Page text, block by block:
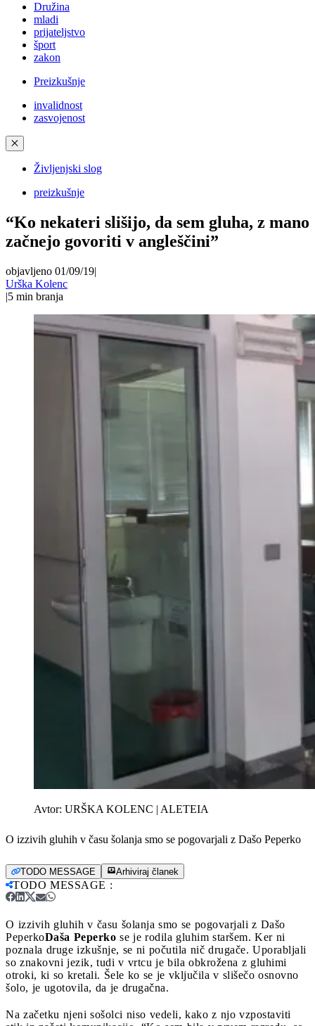
Družina
mladi
prijateljstvo
šport
zakon
Preizkušnje
invalidnost
zasvojenost
✕
Življenjski slog
preizkušnje
“Ko nekateri slišijo, da sem gluha, z mano
začnejo govoriti v angleščini”
objavljeno 01/09/19|
Urška Kolenc
|5 min branja
Avtor: URŠKA KOLENC | ALETEIA
O izzivih gluhih v času šolanja smo se pogovarjali z Dašo Peperko
TODO MESSAGE Arhiviraj članek
TODO MESSAGE :
O izzivih gluhih v času šolanja smo se pogovarjali z Dašo
PeperkoDaša Peperko se je rodila gluhim staršem. Ker ni
poznala druge izkušnje, se ni počutila nič drugače. Uporabljali
so znakovni jezik, tudi v vrtcu je bila obkrožena z gluhimi
otroki, ki so kretali. Šele ko se je vključila v slišečo osnovno
šolo, je ugotovila, da je drugačna.
Na začetku njeni sošolci niso vedeli, kako z njo vzpostaviti